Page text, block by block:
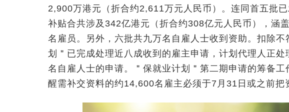
2,900万港元（折合约2,611万元人民币）。连同首五批
补贴合共涉及342亿港元（折合约308亿元人民币），涵
名雇员。另外，六批共九万名自雇人士收到资助。扣除
划＂已完成处理近八成收到的雇主申请，计划代理人正
名自雇人士的申请。＂保就业计划＂第二期申请的筹备
醒需补交资料的约14,600名雇主必须于7月31日或之前把